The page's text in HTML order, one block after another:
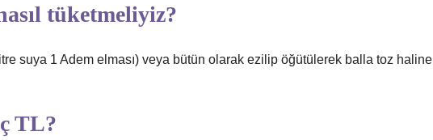
tüketmeliyiz?
suya 1 Adem elması) veya bütün olarak ezilip öğütülerek balla toz haline
TL?